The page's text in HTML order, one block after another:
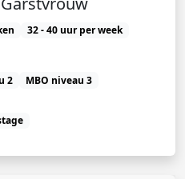
32 - 40 uur per week
2
MBO niveau 3